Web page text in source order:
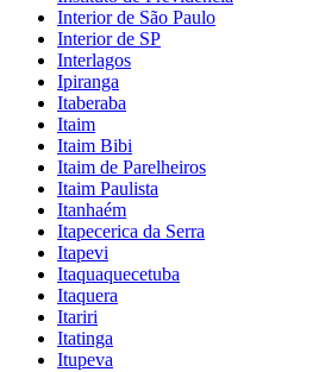
Interior de São Paulo
Interior de SP
Interlagos
Ipiranga
Itaberaba
Itaim
Itaim Bibi
Itaim de Parelheiros
Itaim Paulista
Itanhaém
Itapecerica da Serra
Itapevi
Itaquaquecetuba
Itaquera
Itariri
Itatinga
Itupeva